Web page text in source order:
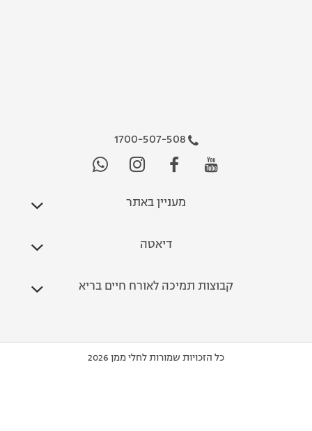
1700-507-508
מעניין באתר
דיאטה
קבוצות תמיכה לאורח חיים בריא
כל הזכויות שמורות לחלי ממן 2026